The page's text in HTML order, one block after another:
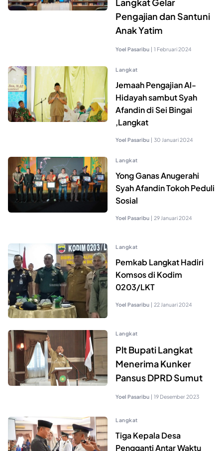
Pengajian dan Santuni
Anak Yatim
Yoel Pasaribu | 1 Februari 2024
Langkat
Jemaah Pengajian Al-
Hidayah sambut Syah
Afandin di Sei Bingai
,Langkat
Yoel Pasaribu | 30 Januari 2024
Langkat
Yong Ganas Anugerahi
Syah Afandin Tokoh Peduli
Sosial
Yoel Pasaribu | 29 Januari 2024
Langkat
Pemkab Langkat Hadiri
Komsos di Kodim
0203/LKT
Yoel Pasaribu | 22 Januari 2024
Langkat
Plt Bupati Langkat
Menerima Kunker
Pansus DPRD Sumut
Yoel Pasaribu | 19 Desember 2023
Langkat
Tiga Kepala Desa
Pengganti Antar Waktu